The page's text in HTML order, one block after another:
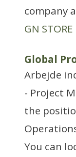
company
GN
Global
Arbejde
- Project
the
You can